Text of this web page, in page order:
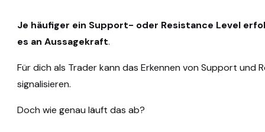
Je häufiger ein Support- oder Resistance Level
es an Aussagekraft.
Für dich als Trader kann das Erkennen von Support und
signalisieren.
Doch wie genau läuft das ab?